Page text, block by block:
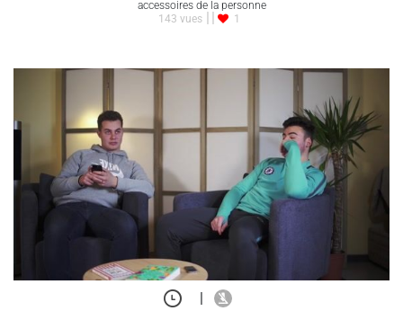
accessoires de la personne
143 vues
1
|